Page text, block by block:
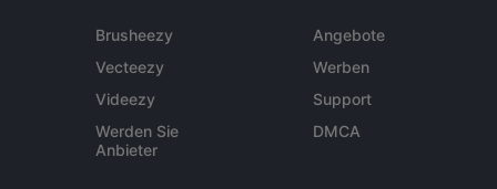
Brusheezy
Vecteezy
Videezy
Werden Sie
Anbieter
Angebote
Werben
Support
DMCA